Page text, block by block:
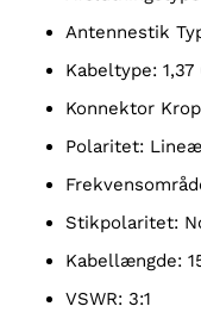
Antennestik
Kabeltype:
Konnektor
Polaritet:
Stikpolaritet:
Kabellængde:
VSWR: 3:1